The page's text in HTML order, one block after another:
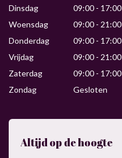
Dinsdag
09:00 - 17:00
Woensdag
09:00 - 21:00
Donderdag
09:00 - 17:00
Vrijdag
09:00 - 21:00
Zaterdag
09:00 - 17:00
Zondag
Gesloten
Altijd op de hoogte